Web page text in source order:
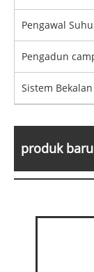
Pengawal
Pengadun
Sistem
produk baru